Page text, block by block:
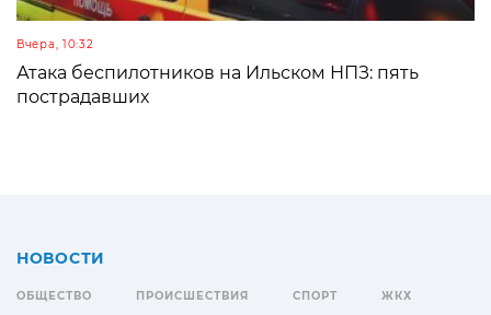
Вчера, 10:32
Атака беспилотников на Ильском НПЗ: пять
пострадавших
НОВОСТИ
ОБЩЕСТВО ПРОИСШЕСТВИЯ СПОРТ ЖКХ